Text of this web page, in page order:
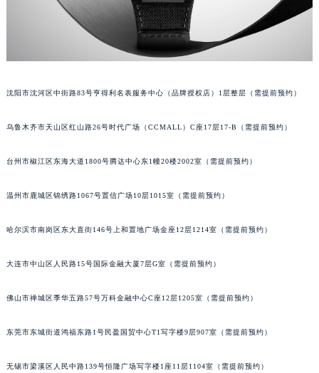
沈阳市沈河区中街路83号亨得利名表服务中心（品牌授权店）1层整层（需提前预约）
乌鲁木齐市天山区红山路26号时代广场（CCMALL）C座17层17-B（需提前预约）
台州市椒江区东海大道1800号腾达中心东1幢20楼2002室（需提前预约）
温州市鹿城区锦绣路1067号置信广场10层1015室（需提前预约）
哈尔滨市南岗区东大直街146号上和置地广场金座12层1214室（需提前预约）
大连市中山区人民路15号国际金融大厦7层G室（需提前预约）
佛山市禅城区季华五路57号万科金融中心C座12层1205室（需提前预约）
东莞市东城街道鸿福东路1号民盈国贸中心T1写字楼9层907室（需提前预约）
无锡市梁溪区人民中路139号恒隆广场写字楼1座11层1104室（需提前预约）